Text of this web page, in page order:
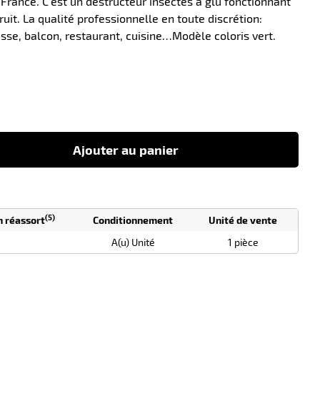
La qualité professionnelle en toute discrétion:
balcon, restaurant, cuisine…Modèle coloris vert.
Ajouter au panier
réassort(5) Conditionnement
Unité de vente
A(u) Unité 1 pièce